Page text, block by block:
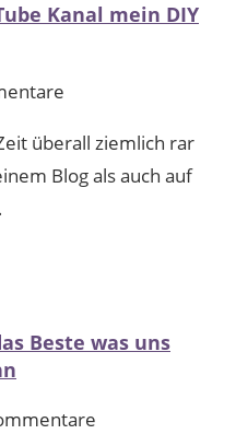
Kanal mein DIY
überall ziemlich rar
Blog als auch auf
Beste was uns